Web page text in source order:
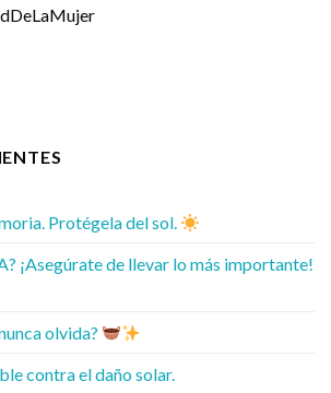
Protégela del sol.
¡Asegúrate de llevar lo más importante!
olvida?
contra el daño solar.